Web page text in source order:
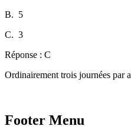
B. 5
C. 3
Réponse : C
Ordinairement trois journées par
Footer Menu